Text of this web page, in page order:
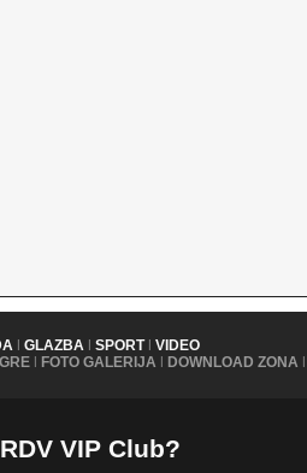
| GLAZBA | SPORT | VIDEO
| FOTO GALERIJA | DOWNLOAD ZONA |
VIP Club?